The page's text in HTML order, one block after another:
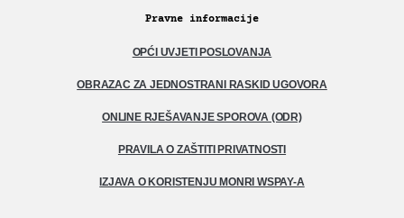
Pravne informacije
OPĆI UVJETI POSLOVANJA
OBRAZAC ZA JEDNOSTRANI RASKID UGOVORA
ONLINE RJEŠAVANJE SPOROVA (ODR)
PRAVILA O ZAŠTITI PRIVATNOSTI
IZJAVA O KORISTENJU MONRI WSPAY-A